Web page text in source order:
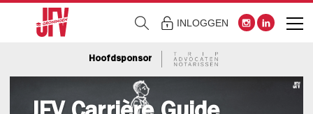
INLOGGEN
Hoofdsponsor